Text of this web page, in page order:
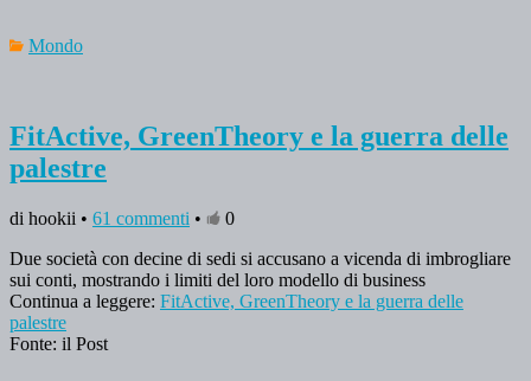
Mondo
FitActive, GreenTheory e la guerra delle
palestre
di hookii • 61 commenti •
0
Due società con decine di sedi si accusano a vicenda di imbrogliare
sui conti, mostrando i limiti del loro modello di business
Continua a leggere: FitActive, GreenTheory e la guerra delle
palestre
Fonte: il Post